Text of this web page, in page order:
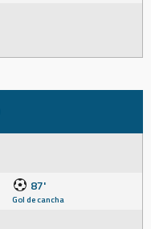
87'
Gol de cancha